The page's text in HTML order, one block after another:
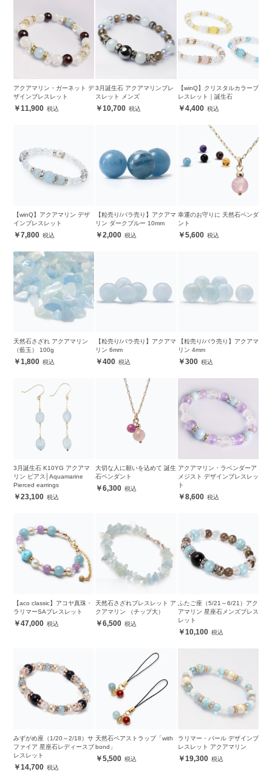
アクアマリン・ガーネット デ
ザインブレスレット
11,900
3月誕生石 アクアマリンブレ
スレット メンズ
10,700
【winQ】クリスタルカラーブ
レスレット｜誕生石
4,400
【winQ】アクアマリン デザ
インブレスレット
7,800
【粒売り/バラ売り】アクアマ
リン ダークブルー 10mm
2,000
幸運のお守りに 天然石ペンダ
ント
5,600
天然石さざれ アクアマリン
（藍玉） 100g
1,800
【粒売り/バラ売り】アクアマ
リン 6mm
400
【粒売り/バラ売り】アクアマ
リン 4mm
300
3月誕生石 K10YG アクアマ
リン ピアス│Aquamarine
Pierced earrings
23,100
大切な人に願いを込めて 誕生
石ペンダント
6,300
アクアマリン・ラベンダーア
メジスト デザインブレスレッ
ト
8,600
【aco classic】アコヤ真珠・
ラリマーSAブレスレット
47,000
天然石さざれブレスレット ア
クアマリン （チップ大）
6,500
ふたご座（5/21～6/21）アク
アマリン 星座石メンズブレス
レット
10,100
みずがめ座（1/20～2/18）サ
ファイア 星座石レディースブ
レスレット
14,700
天然石ペアストラップ「with
bond」
5,500
ラリマー・パール デザインブ
レスレット アクアマリン
19,300